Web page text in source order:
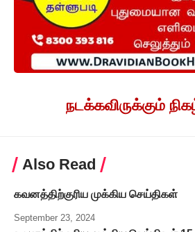
நடக்கவிருக்கும்
Also Read
கவனத்திற்குரிய முக்கிய செய்திகள்
September 23, 2024